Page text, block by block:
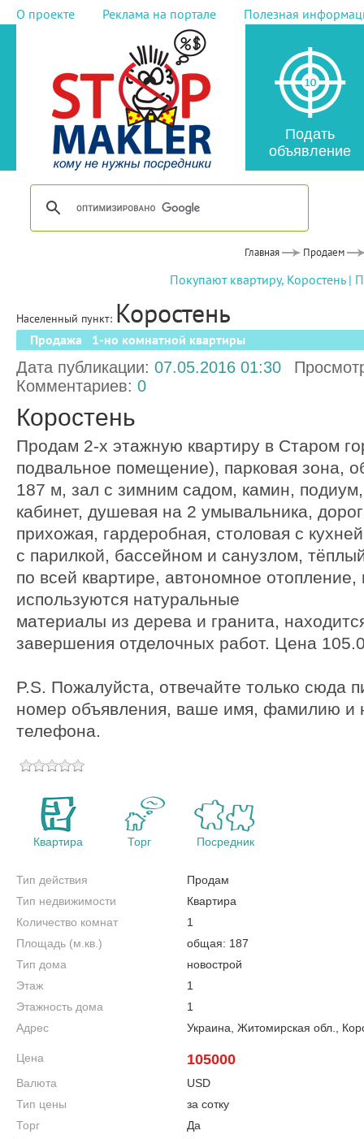
О проекте Реклама на портале Полезная
Подать
объявление
Главная Продаем
Покупают квартиру, Коростень|
Населенный пункт: Коростень
Продажа 1-но комнатной квартиры
Дата публикации: 07.05.2016 01:30
Комментариев: 0
Коростень
Продам 2-х этажную квартиру в Старом
подвальное помещение), парковая зона,
187 м, зал с зимним садом, камин,
кабинет, душевая на 2 умывальника,
прихожая, гардеробная, столовая с
с парилкой, бассейном и санузлом,
по всей квартире, автономное отопление,
используются натуральные
материалы из дерева и гранита,
завершения отделочных работ. Цена
P.S. Пожалуйста, отвечайте только сюда
номер объявления, ваше имя, фамилию и
телефона.
Квартира Торг Посредник
Тип действия
Продам
Тип недвижимости
Квартира
Количество комнат
1
Площадь (м.кв.)
общая: 187
Тип дома
новострой
Этаж
1
Этажность дома
1
Адрес
Украина, Житомирская обл.,
Цена 105000
Валюта
USD
Тип цены
за сотку
Торг
Да